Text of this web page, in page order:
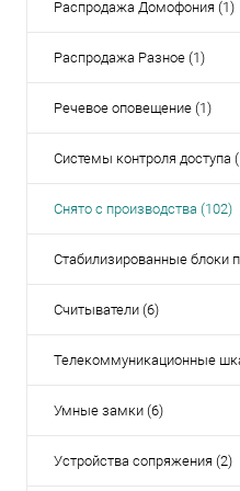
Распродажа Домофония (1)
Распродажа Разное (1)
Речевое оповещение (1)
Системы контроля доступа
Снято с производства (102)
Стабилизированные блоки
Считыватели (6)
Телекоммуникационные
Умные замки (6)
Устройства сопряжения (2)